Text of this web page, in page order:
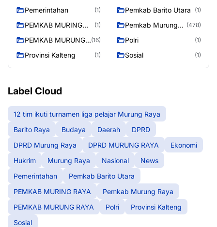
Pemerintahan (1) Pemkab Barito Utara (1)
PEMKAB MURING
(1)
Pemkab Murung
(478)
PEMKAB MURUNG
(16) Polri (1)
Provinsi Kalteng (1) Sosial (1)
Label Cloud
12 tim ikuti turnamen liga pelajar Murung Raya
Barito Raya
Budaya Daerah
DPRD
DPRD Murung Raya
DPRD MURUNG RAYA
Ekonomi
Hukrim
Murung Raya Nasional
News
Pemerintahan
Pemkab Barito Utara
PEMKAB MURING RAYA
Pemkab Murung Raya
PEMKAB MURUNG RAYA
Polri
Provinsi Kalteng
Sosial